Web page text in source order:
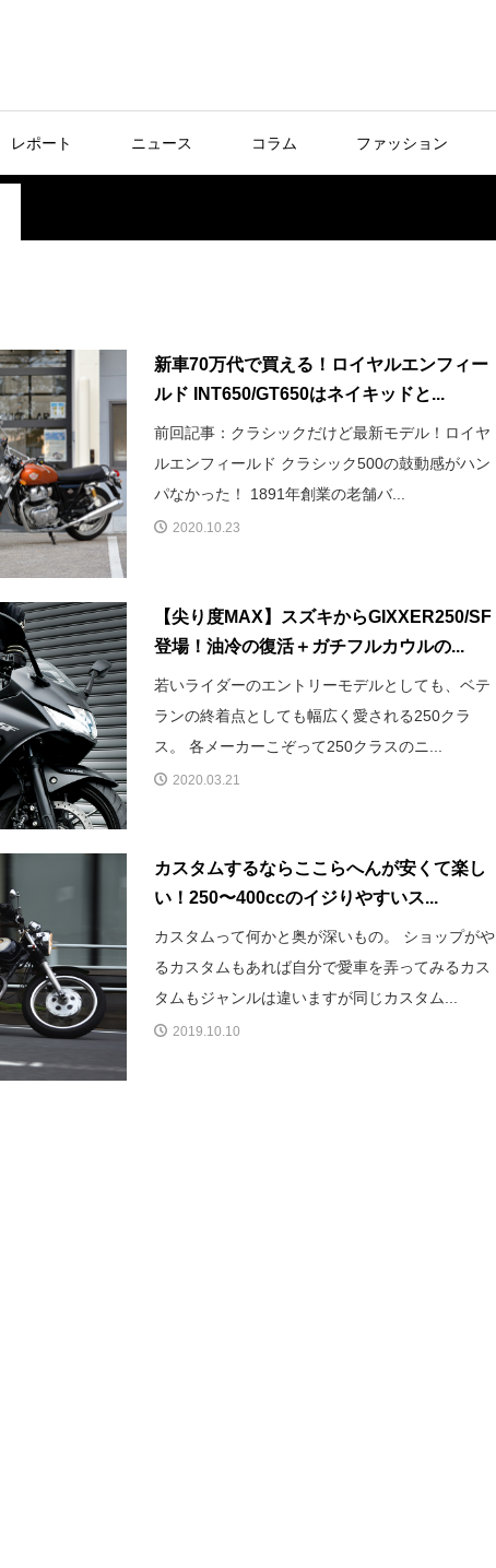
レポート ニュース コラム ファッション
新車70万代で買える！ロイヤルエンフィー
ルド INT650/GT650はネイキッドと...
前回記事：クラシックだけど最新モデル！ロイヤ
ルエンフィールド クラシック500の鼓動感がハン
パなかった！ 1891年創業の老舗バ...
2020.10.23
【尖り度MAX】スズキからGIXXER250/SF
登場！油冷の復活＋ガチフルカウルの...
若いライダーのエントリーモデルとしても、ベテ
ランの終着点としても幅広く愛される250クラ
ス。 各メーカーこぞって250クラスのニ...
2020.03.21
カスタムするならここらへんが安くて楽し
い！250〜400ccのイジりやすいス...
カスタムって何かと奥が深いもの。 ショップがや
るカスタムもあれば自分で愛車を弄ってみるカス
タムもジャンルは違いますが同じカスタム...
2019.10.10